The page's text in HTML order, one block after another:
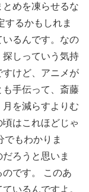
めを凍らせるな
するかもしれま
るんです。なの
しっていう気持
けど、アニメが
手伝って、斎藤
を減らすよりむ
はこれほどじゃ
でもわかりま
ろうと思いま
です。 このあ
いるんですよ。